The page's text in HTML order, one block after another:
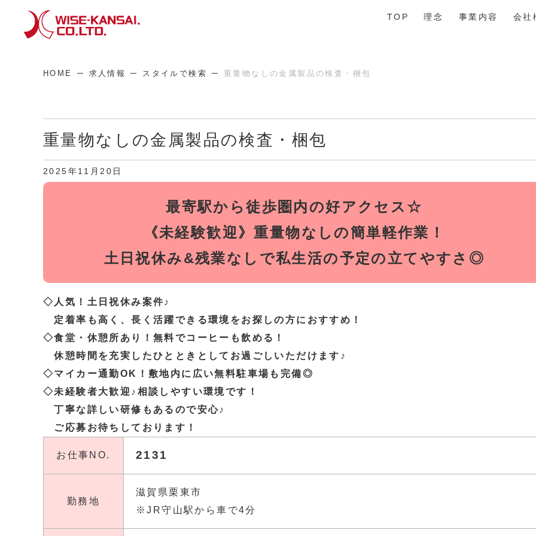
TOP 理念 事業内容 会社
HOME 求人情報 スタイルで検索 重量物なしの金属製品の検査・梱包
重量物なしの金属製品の検査・梱包
2025年11月20日
最寄駅から徒歩圏内の好アクセス☆
《未経験歓迎》重量物なしの簡単軽作業！
土日祝休み&残業なしで私生活の予定の立てやすさ◎
◇人気！土日祝休み案件♪
定着率も高く、長く活躍できる環境をお探しの方におすすめ！
◇食堂・休憩所あり！無料でコーヒーも飲める！
休憩時間を充実したひとときとしてお過ごしいただけます♪
◇マイカー通勤OK！敷地内に広い無料駐車場も完備◎
◇未経験者大歓迎♪相談しやすい環境です！
丁寧な詳しい研修もあるので安心♪
ご応募お待ちしております！
お仕事NO. 2131
勤務地
滋賀県栗東市
※JR守山駅から車で4分